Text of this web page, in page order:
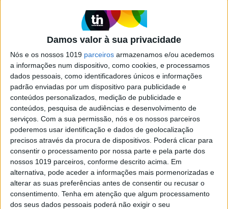
Damos valor à sua privacidade
Nós e os nossos 1019 parceiros armazenamos e/ou acedemos
a informações num dispositivo, como cookies, e processamos
dados pessoais, como identificadores únicos e informações
padrão enviadas por um dispositivo para publicidade e
conteúdos personalizados, medição de publicidade e
conteúdos, pesquisa de audiências e desenvolvimento de
serviços. Com a sua permissão, nós e os nossos parceiros
poderemos usar identificação e dados de geolocalização
precisos através da procura de dispositivos. Poderá clicar para
consentir o processamento por nossa parte e pela parte dos
nossos 1019 parceiros, conforme descrito acima. Em
alternativa, pode aceder a informações mais pormenorizadas e
alterar as suas preferências antes de consentir ou recusar o
consentimento. Tenha em atenção que algum processamento
dos seus dados pessoais poderá não exigir o seu
Como funcionam os apoios para comprar casa
antes dos 35 anos
5
Quem é Deus para uma criança? Opinião de José
Brissos-Lino
6 A longevidade não se improvisa
7
Tem apneia do sono e não consegue usar a
máquina CPAP? Há uma alternativa a avaliar.
Opinião de um dentista
8
4 de agosto de 1578. D. Sebastião, Ceuta: a vida
complexa dos símbolos
9 Ceuta e os idiotas úteis do trumpismo na Europa